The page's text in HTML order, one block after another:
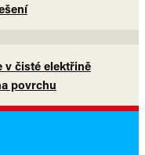
v čisté elektřině
povrchu